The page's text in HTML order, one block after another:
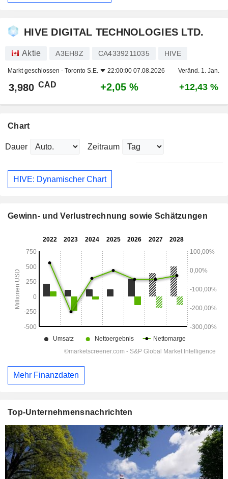
HIVE DIGITAL TECHNOLOGIES LTD.
Aktie A3EH8Z CA4339211035 HIVE
Markt geschlossen - Toronto S.E. 22:00:00 07.08.2026 Veränd. 1. Jan.
3,980 CAD +2,05 % +12,43 %
Chart
Dauer Zeitraum
HIVE: Dynamischer Chart
Gewinn- und Verlustrechnung sowie Schätzungen
Mehr Finanzdaten
Top-Unternehmensnachrichten